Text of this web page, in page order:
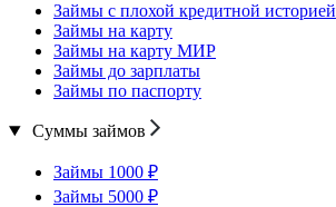
Займы с плохой кредитной историей
Займы на карту
Займы на карту МИР
Займы до зарплаты
Займы по паспорту
Суммы займов
Займы 1000 ₽
Займы 5000 ₽